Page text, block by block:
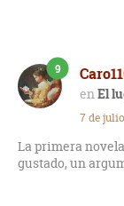
El
9
7 de
La primera
gustado, un